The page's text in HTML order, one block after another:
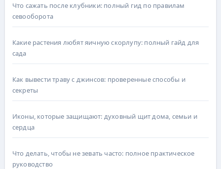
Что сажать после клубники: полный гид по правилам
севооборота
Какие растения любят яичную скорлупу: полный гайд для
сада
Как вывести траву с джинсов: проверенные способы и
секреты
Иконы, которые защищают: духовный щит дома, семьи и
сердца
Что делать, чтобы не зевать часто: полное практическое
руководство